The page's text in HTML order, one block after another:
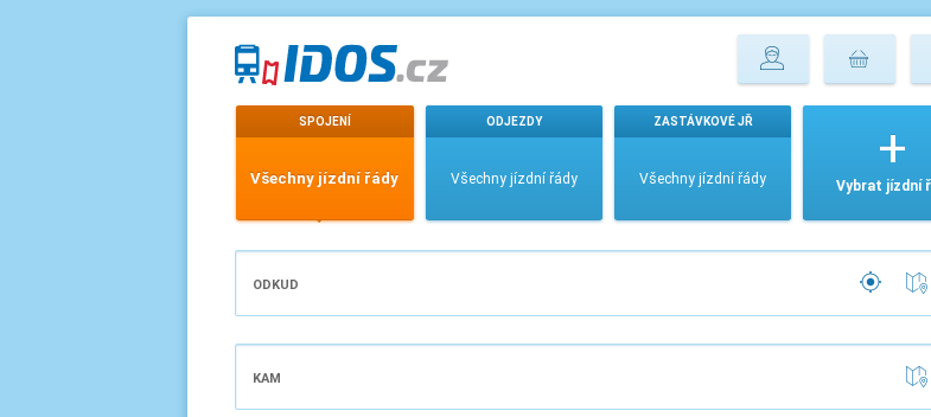
SPOJENÍ
Všechny jízdní řády
ODJEZDY
Všechny jízdní řády
ZASTÁVKOVÉ JŘ
Všechny jízdní řády Vybrat jízdní
ODKUD
KAM